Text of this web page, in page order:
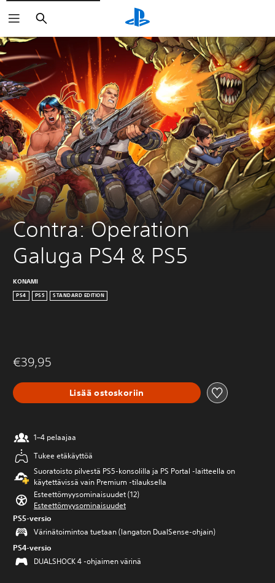
Haku
Contra: Operation
Galuga PS4 & PS5
KONAMI
PS4 PS5 STANDARD EDITION
€39,95
Lisää ostoskoriin
1–4 pelaajaa
Tukee etäkäyttöä
Suoratoisto pilvestä PS5-konsolilla ja PS Portal ‑laitteella on
käytettävissä vain Premium ‑tilauksella
Esteettömyysominaisuudet (12)
Esteettömyysominaisuudet
PS5-versio
Värinätoimintoa tuetaan (langaton DualSense-ohjain)
PS4-versio
DUALSHOCK 4 -ohjaimen värinä